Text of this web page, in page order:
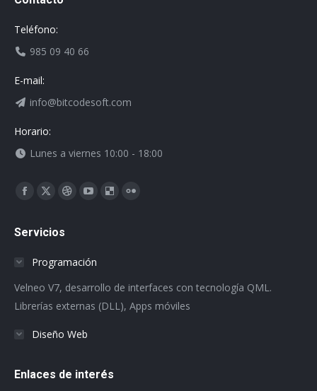
Teléfono:
985 09 40 66
E-mail:
info@bitcodesoft.com
Horario:
Lunes a viernes 10:00 - 18:00
Encuéntranos en:
Facebook
opens
window
X
opens
new
window
Dribbble
window
YouTube
window
Delicious
windowwindow
Servicios
Programación
Velneo V7, desarrollo de interfaces con tecnología QML.
Librerías externas (DLL), Apps móviles
Diseño Web
Enlaces de interés